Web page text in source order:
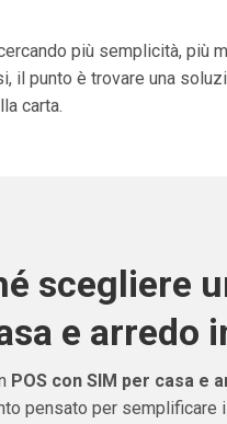
più semplicità, più
il punto è trovare una
carta.
scegliere
e arredo
POS con SIM per casa e
pensato per semplificare